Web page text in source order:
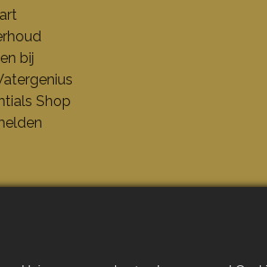
bij
Shop